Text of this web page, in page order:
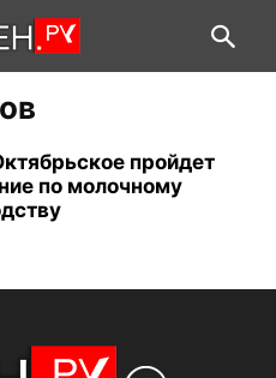
пройдет
по молочному